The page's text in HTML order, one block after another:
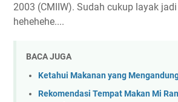
2003 (CMIIW). Sudah cukup layak
hehehehe....
BACA JUGA
Ketahui Makanan yang
Rekomendasi Tempat Makan Mi